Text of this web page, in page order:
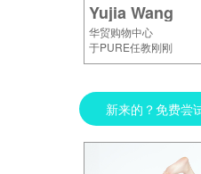
Yujia Wang
华贸购物中心
于PURE任教刚刚
新来的？免费尝